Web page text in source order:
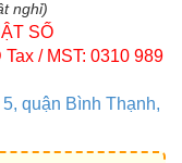
nghỉ)
SỐ
Tax / MST: 0310 989
quận Bình Thạnh,